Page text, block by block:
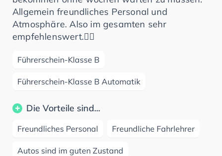
Allgemein freundliches Personal und
Atmosphäre. Also im gesamten sehr
empfehlenswert.👍🏽
Führerschein-Klasse B
Führerschein-Klasse B Automatik
Die Vorteile sind...
Freundliches Personal Freundliche Fahrlehrer
Autos sind im guten Zustand